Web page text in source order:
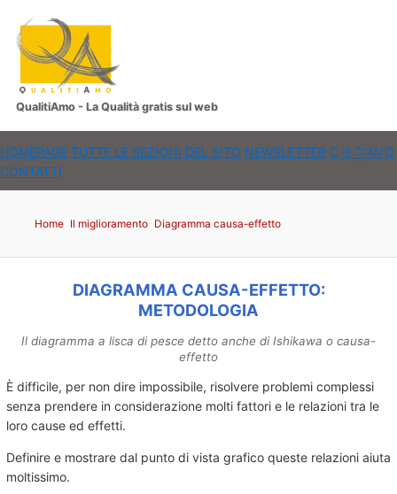
QualitiAmo - La Qualità gratis sul web
☰
HOMEPAGE TUTTE LE SEZIONI DEL SITO NEWSLETTER CHI SIAMO
CONTATTI
Home Il miglioramento Diagramma causa-effetto
DIAGRAMMA CAUSA-EFFETTO:
METODOLOGIA
Il diagramma a lisca di pesce detto anche di Ishikawa o causa-
effetto
È difficile, per non dire impossibile, risolvere problemi complessi
senza prendere in considerazione molti fattori e le relazioni tra le
loro cause ed effetti.
Definire e mostrare dal punto di vista grafico queste relazioni aiuta
moltissimo.